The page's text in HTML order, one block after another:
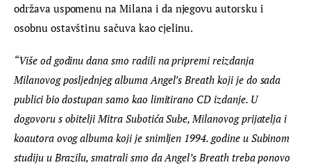
održava uspomenu na Milana i da njegovu autorsku i
osobnu ostavštinu sačuva kao cjelinu.
“Više od godinu dana smo radili na pripremi reizdanja
Milanovog posljednjeg albuma Angel’s Breath koji je do sada
publici bio dostupan samo kao limitirano CD izdanje. U
dogovoru s obitelji Mitra Subotića Sube, Milanovog prijatelja i
koautora ovog albuma koji je snimljen 1994. godine u Subinom
studiju u Brazilu, smatrali smo da Angel’s Breath treba ponovo